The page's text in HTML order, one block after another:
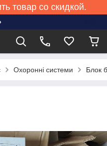
товар со скидкой.
Охоронні системи Блок